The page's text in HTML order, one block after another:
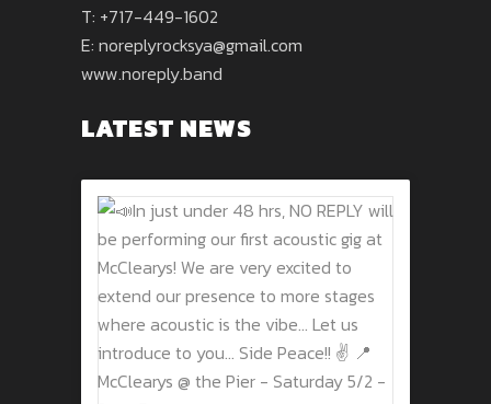
T: +717-449-1602
E: noreplyrocksya@gmail.com
www.noreply.band
LATEST NEWS